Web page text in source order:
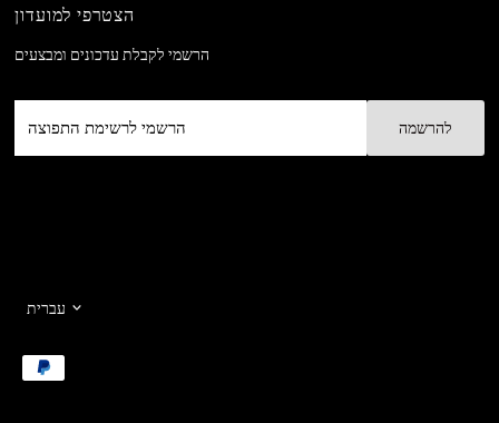
הצטרפי למועדון
הרשמי לקבלת עדכונים ומבצעים
לרשימת
התפוצה
עברית